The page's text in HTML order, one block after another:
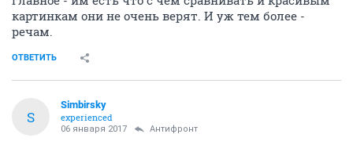
картинкам они не очень верят. И уж тем более -
речам.
ОТВЕТИТЬ
S
Simbirsky
experienced
06 января 2017 Антифронт